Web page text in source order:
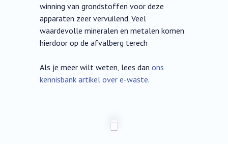
winning van grondstoffen voor deze
apparaten zeer vervuilend. Veel
waardevolle mineralen en metalen komen
hierdoor op de afvalberg terech
Als je meer wilt weten, lees dan ons
kennisbank artikel over e-waste.